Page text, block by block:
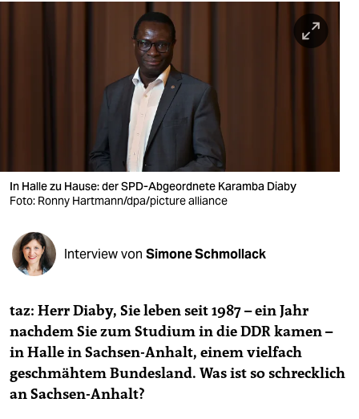
veranstaltungen
fragen & hilfe
unterstützen
abo
genossenschaft
epaper login
In Halle zu Hause: der SPD-Abgeordnete Karamba Diaby
Foto: Ronny Hartmann/dpa/picture alliance
Interview von Simone Schmollack
taz: Herr Diaby, Sie leben seit 1987 – ein Jahr
nachdem Sie zum Studium in die DDR kamen –
in Halle in Sachsen-Anhalt, einem vielfach
geschmähtem Bundesland. Was ist so schrecklich
an Sachsen-Anhalt?